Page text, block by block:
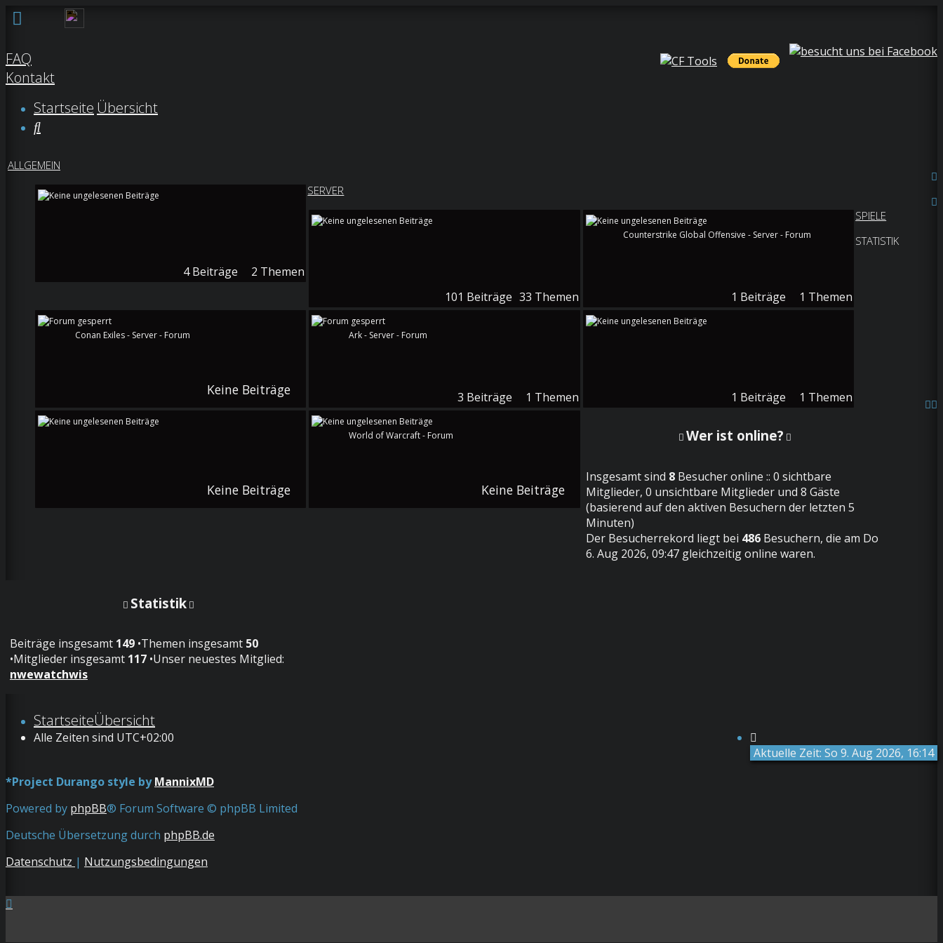
Anmelden
Unbeantwortete
Themen
FAQ
Kontakt
Startseite Übersicht
Suche
ALLGEMEIN
2 Themen
4Beiträge
SERVER
33 Themen
101 Beiträge
Counterstrike Global Offensive - Server - Forum
1 Themen
1 Beiträge
Conan Exiles - Server - Forum
Keine Beiträge
Ark - Server - Forum
1 Themen
3 Beiträge 1 Themen
1 Beiträge
Keine Beiträge
SPIELE
World of Warcraft - Forum
Keine Beiträge
STATISTIK
Wer ist online?
Insgesamt sind 8Besucher online :: 0 sichtbare
Mitglieder, 0 unsichtbare Mitglieder und 8 Gäste
(basierend auf den aktiven Besuchern der letzten 5
Minuten)
Der Besucherrekord liegt bei 486Besuchern, die am Do
6. Aug 2026, 09:47 gleichzeitig online waren.
Statistik
Beiträge insgesamt 149 •Themen insgesamt 50
•Mitglieder insgesamt 117 •Unser neuestes Mitglied:
nwewatchwis
StartseiteÜbersicht
Aktuelle Zeit: So 9. Aug 2026, 16:14
Alle Zeiten sind UTC+02:00
*Project Durango style byMannixMD
Powered by phpBB® Forum Software © phpBB Limited
Deutsche Übersetzung durch phpBB.de
Datenschutz | Nutzungsbedingungen